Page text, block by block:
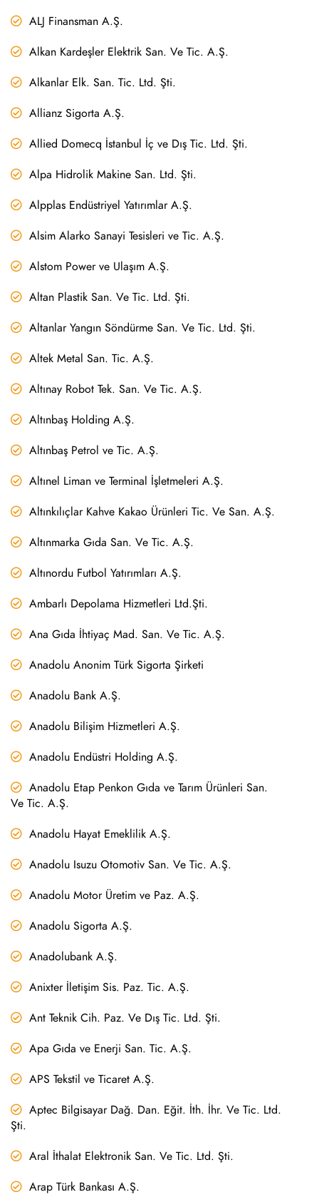
ALJ Finansman A.Ş.
Alkan Kardeşler Elektrik San. Ve Tic. A.Ş.
Alkanlar Elk. San. Tic. Ltd. Şti.
Allianz Sigorta A.Ş.
Allied Domecq İstanbul İç ve Dış Tic. Ltd. Şti.
Alpa Hidrolik Makine San. Ltd. Şti.
Alpplas Endüstriyel Yatırımlar A.Ş.
Alsim Alarko Sanayi Tesisleri ve Tic. A.Ş.
Alstom Power ve Ulaşım A.Ş.
Altan Plastik San. Ve Tic. Ltd. Şti.
Altanlar Yangın Söndürme San. Ve Tic. Ltd. Şti.
Altek Metal San. Tic. A.Ş.
Altınay Robot Tek. San. Ve Tic. A.Ş.
Altınbaş Holding A.Ş.
Altınbaş Petrol ve Tic. A.Ş.
Altınel Liman ve Terminal İşletmeleri A.Ş.
Altınkılıçlar Kahve Kakao Ürünleri Tic. Ve San. A.Ş.
Altınmarka Gıda San. Ve Tic. A.Ş.
Altınordu Futbol Yatırımları A.Ş.
Ambarlı Depolama Hizmetleri Ltd.Şti.
Ana Gıda İhtiyaç Mad. San. Ve Tic. A.Ş.
Anadolu Anonim Türk Sigorta Şirketi
Anadolu Bank A.Ş.
Anadolu Bilişim Hizmetleri A.Ş.
Anadolu Endüstri Holding A.Ş.
Anadolu Etap Penkon Gıda ve Tarım Ürünleri San.
Ve Tic. A.Ş.
Anadolu Hayat Emeklilik A.Ş.
Anadolu Isuzu Otomotiv San. Ve Tic. A.Ş.
Anadolu Motor Üretim ve Paz. A.Ş.
Anadolu Sigorta A.Ş.
Anadolubank A.Ş.
Anixter İletişim Sis. Paz. Tic. A.Ş.
Ant Teknik Cih. Paz. Ve Dış Tic. Ltd. Şti.
Apa Gıda ve Enerji San. Tic. A.Ş.
APS Tekstil ve Ticaret A.Ş.
Aptec Bilgisayar Dağ. Dan. Eğit. İth. İhr. Ve Tic. Ltd.
Şti.
Aral İthalat Elektronik San. Ve Tic. Ltd. Şti.
Arap Türk Bankası A.Ş.